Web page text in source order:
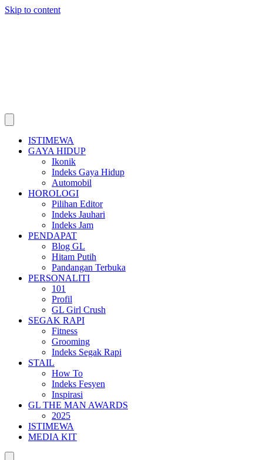
Skip to content
ISTIMEWA
GAYA HIDUP
Ikonik
Indeks Gaya Hidup
Automobil
HOROLOGI
Pilihan Editor
Indeks Jauhari
Indeks Jam
PENDAPAT
Blog GL
Hitam Putih
Pandangan Terbuka
PERSONALITI
101
Profil
GL Girl Crush
SEGAK RAPI
Fitness
Grooming
Indeks Segak Rapi
STAIL
How To
Indeks Fesyen
Inspirasi
GL THE MAN AWARDS
2025
ISTIMEWA
MEDIA KIT